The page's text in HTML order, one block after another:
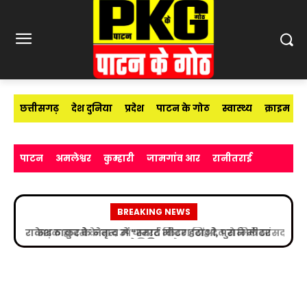
छत्तीसगढ़ देश दुनिया प्रदेश पाटन के गोठ स्वास्थ्य क्राइम
पाटन अमलेश्वर कुम्हारी जामगांव आर रानीतराई
BREAKING NEWS
सड़क हादसे के बाद उपचाररत किरण सिंह देव से मिले सांसद
विजय बघेल